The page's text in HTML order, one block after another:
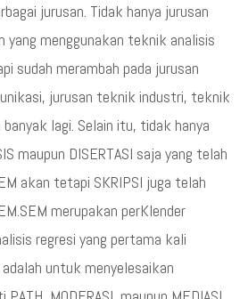
jurusan. Tidak hanya jurusan
yang menggunakan teknik analisis
sudah merambah pada jurusan
jurusan teknik industri, teknik
lagi. Selain itu, tidak hanya
maupun DISERTASI saja yang telah
akan tetapi SKRIPSI juga telah
merupakan perKlender
regresi yang pertama kali
untuk menyelesaikan